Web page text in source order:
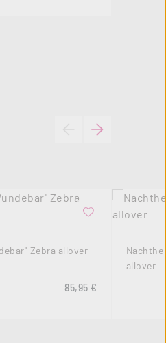
Zebra allover
Regulärer Preis:
85,95 €
allover